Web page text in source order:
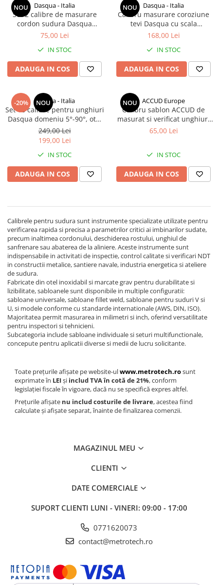
NOU Dasqua - Italia
Set 2 calibre de masurare
cordon sudura Dasqua
domeniu 4-18 mm
75,00 Lei
IN STOC
ADAUGA IN COS
NOU Dasqua - Italia
Calibru masurare coroziune
tevi Dasqua cu scala
imperiala 0-0.5"
168,00 Lei
IN STOC
ADAUGA IN COS
-20% NOU
Dasqua - Italia
Set 18 calibre pentru unghiuri
Dasqua domeniu 5°-90°, otel
Inoxidabil
249,00 Lei
199,00 Lei
IN STOC
ADAUGA IN COS
NOU ACCUD Europe
Calibru sablon ACCUD de
masurat si verificat unghiuri
29°, 30°, 40°, 45°, 50°, 55°, 60°
65,00 Lei
IN STOC
ADAUGA IN COS
Calibrele pentru sudura sunt instrumente specializate utilizate pentru
verificarea rapida si precisa a parametrilor critici ai imbinarilor sudate,
precum inaltimea cordonului, deschiderea rostului, unghiul de
sanfrenare sau abaterea de la aliniere. Aceste instrumente sunt
indispensabile in activitati de inspectie, control calitate si verificari NDT
in constructii metalice, santiere navale, industria energetica si ateliere
de sudura.
Fabricate din otel inoxidabil si marcate grav pentru durabilitate si
lizibilitate, sabloanele sunt disponibile in multiple configuratii:
sabloane universale, sabloane fillet weld, sabloane pentru suduri V si
U, si modele conforme cu standarde internationale (AWS, DIN, ISO).
Majoritatea permit masurarea in milimetri si inch, oferind versatilitate
pentru inspectori si tehnicieni.
Subcategoria include sabloane individuale si seturi multifunctionale,
concepute pentru aplicatii diverse si medii de lucru solicitante.
Toate prețurile afișate pe website-ulwww.metrotech.rosunt
exprimate în LEIși includ TVA în cotă de 21%, conform
legislației fiscale în vigoare, dacă nu se specifică expres altfel.
Prețurile afișate nu includ costurile de livrare, acestea fiind
calculate și afișate separat, înainte de finalizarea comenzii.
MAGAZINUL MEU
CLIENTI
DATE COMERCIALE
SUPORT CLIENTI LUNI - VINERI: 09:00 - 17:00
0771620073
contact@metrotech.ro